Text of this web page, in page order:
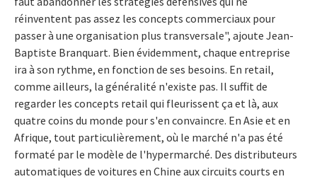
réinventent pas assez les concepts commerciaux pour
passer à une organisation plus transversale", ajoute Jean-
Baptiste Branquart. Bien évidemment, chaque entreprise
ira à son rythme, en fonction de ses besoins. En retail,
comme ailleurs, la généralité n'existe pas. Il suffit de
regarder les concepts retail qui fleurissent ça et là, aux
quatre coins du monde pour s'en convaincre. En Asie et en
Afrique, tout particulièrement, où le marché n'a pas été
formaté par le modèle de l'hypermarché. Des distributeurs
automatiques de voitures en Chine aux circuits courts en